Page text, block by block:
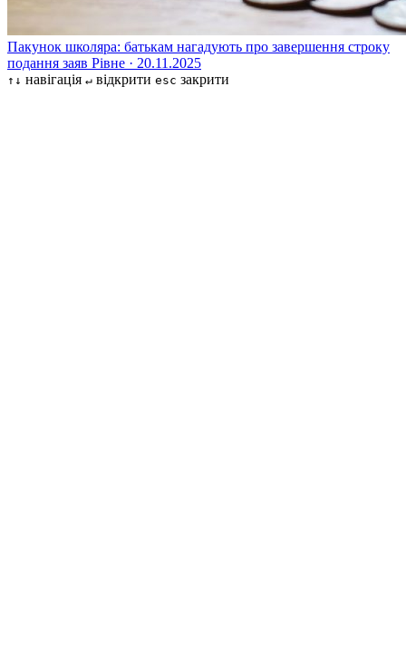
Пакунок школяра: батькам нагадують про завершення строку
подання заяв Рівне · 20.11.2025
↑↓ навігація ↵ відкрити esc закрити